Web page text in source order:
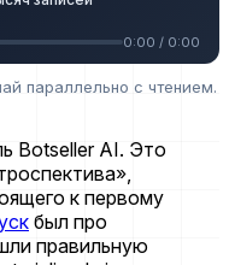
0:00 / 0:00
параллельно с чтением.
Botseller AI. Это
к первому
был про
правильную